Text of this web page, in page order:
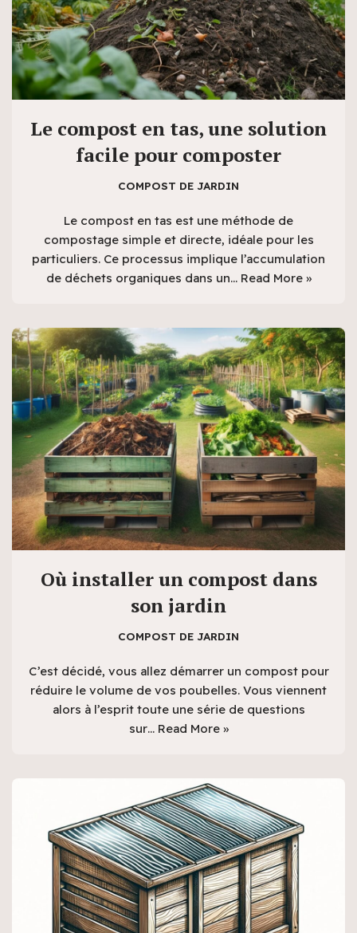
Le compost en tas, une solution
facile pour composter
COMPOST DE JARDIN
Le compost en tas est une méthode de
compostage simple et directe, idéale pour les
particuliers. Ce processus implique l’accumulation
de déchets organiques dans un… Read More »
Où installer un compost dans
son jardin
COMPOST DE JARDIN
C’est décidé, vous allez démarrer un compost pour
réduire le volume de vos poubelles. Vous viennent
alors à l’esprit toute une série de questions
sur… Read More »